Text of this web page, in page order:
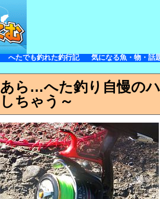
へたでも釣れた釣行記 気になる魚・物・話
あら…へた釣り自慢の
しちゃう～